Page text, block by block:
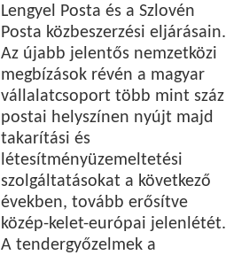
Lengyel Posta és a Szlovén
Posta közbeszerzési eljárásain.
Az újabb jelentős nemzetközi
megbízások révén a magyar
vállalatcsoport több mint száz
postai helyszínen nyújt majd
takarítási és
létesítményüzemeltetési
szolgáltatásokat a következő
években, tovább erősítve
közép-kelet-európai jelenlétét.
A tendergyőzelmek a